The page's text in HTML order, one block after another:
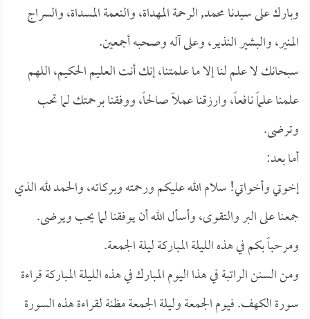
وبارك على سيدنا محمد, الرحمة المهداة، والنعمة المسداة، والسراج
المنير، والبشير النذير، وعلى آله وصحبه أجمعين.
سبحانك لا علم لنا إلا ما علمتنا، إنك أنت العليم الحكيم، اللهم
علمنا علماً نافعاً، وارزقنا عملاً صالحاً، ووفقنا برحمتك لما تحب
وترضى.
أما بعد:
إخوتي وأخواتي! سلام الله عليكم ورحمته وبركاته، والحمد لله الذي
جمعنا على البر والتقوى، وأسأل الله أن يوفقنا لما يحب ويرضى.
ومرحباً بكم في هذه الليلة المباركة ليلة الجمعة.
ومن السنن الراتبة في هذا اليوم المبارك في هذه الليلة المباركة قراءة
سورة الكهف. فيوم الجمعة وليلة الجمعة مظنة لقراءة هذه السورة